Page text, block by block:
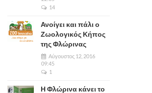
14
Ανοίγει και πάλι ο
Ζωολογικός Κήπος
της Φλώρινας
Αύγουστος 12, 2016
09:45
1
Η Φλώρινα κάνει το